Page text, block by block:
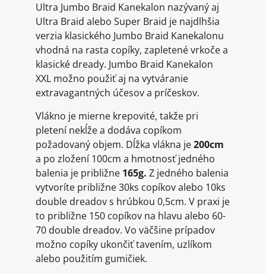
Ultra Jumbo Braid Kanekalon nazývaný aj
Ultra Braid alebo Super Braid je najdlhšia
verzia klasického Jumbo Braid Kanekalonu
vhodná na rasta copíky, zapletené vrkoče a
klasické dready. Jumbo Braid Kanekalon
XXL možno použiť aj na vytváranie
extravagantných účesov a príčeskov.
Vlákno je mierne krepovité, takže pri
pletení nekĺže a dodáva copíkom
požadovaný objem. Dĺžka vlákna je200cm
a po zložení 100cm a hmotnosť jedného
balenia je približne 165g. Z jedného balenia
vytvoríte približne 30ks copíkov alebo 10ks
double dreadov s hrúbkou 0,5cm. V praxi je
to približne 150 copíkov na hlavu alebo 60-
70 double dreadov. Vo väčšine prípadov
možno copíky ukončiť tavením, uzlíkom
alebo použitím gumičiek.